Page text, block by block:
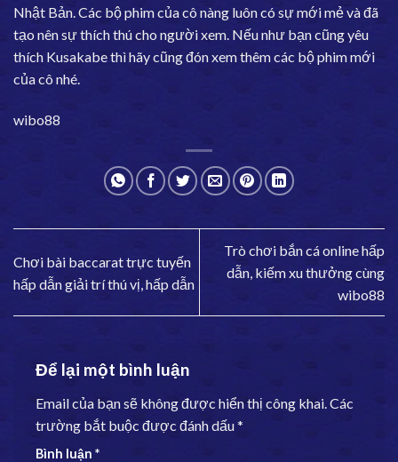
Nhật Bản. Các bộ phim của cô nàng luôn có sự mới mẻ và đã
tạo nên sự thích thú cho người xem. Nếu như bạn cũng yêu
thích Kusakabe thì hãy cũng đón xem thêm các bộ phim mới
của cô nhé.
wibo88
Chơi bài baccarat trực tuyến
hấp dẫn giải trí thú vị, hấp dẫn
Trò chơi bắn cá online hấp
dẫn, kiếm xu thưởng cùng
wibo88
Để lại một bình luận
Email của bạn sẽ không được hiển thị công khai.Các
trường bắt buộc được đánh dấu*
Bình luận *